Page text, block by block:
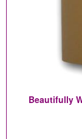
Beautifully